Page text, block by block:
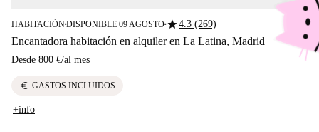
HABITACIÓN■DISPONIBLE 09 AGOSTO■star4.3 (269)
Encantadora habitación en alquiler en La Latina, Madrid
Desde 800 €/al mes
euro GASTOS INCLUIDOS
+info